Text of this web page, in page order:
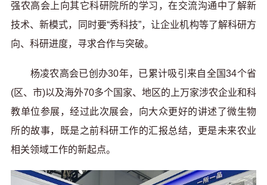
强农高会上向其它科研院所的学习，在交流沟通中了解新
技术、新模式，同时要“秀科技”，让企业机构等了解科研方
向、科研进度，寻求合作与突破。
杨凌农高会已创办30年，已累计吸引来自全国34个省
(区、市)以及海外70多个国家、地区的上万家涉农企业和科
教单位参展，经过此次展会，向大众更好的讲述了微生物
所的故事，既是之前科研工作的汇报总结，更是未来农业
相关领域工作的新起点。